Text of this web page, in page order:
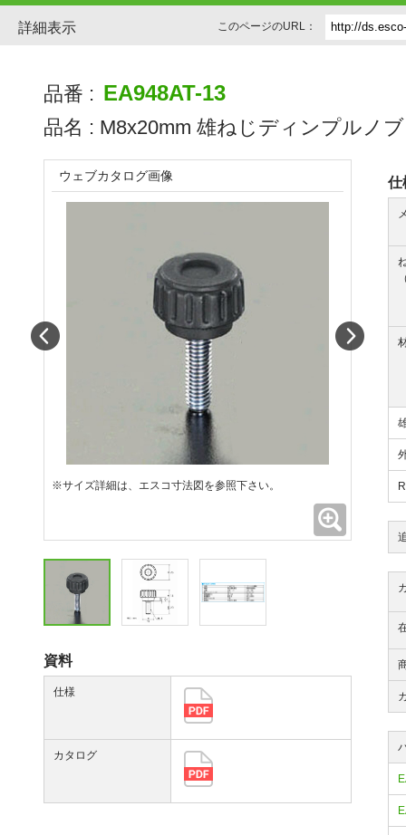
詳細表示 このページのURL：
品番 : EA948AT-13
品名 : M8x20mm 雄ねじディンプルノブ
仕
ウェブカタログ画像
※サイズ詳細は、エスコ寸法図を参照下さい。
資料
仕様
カタログ